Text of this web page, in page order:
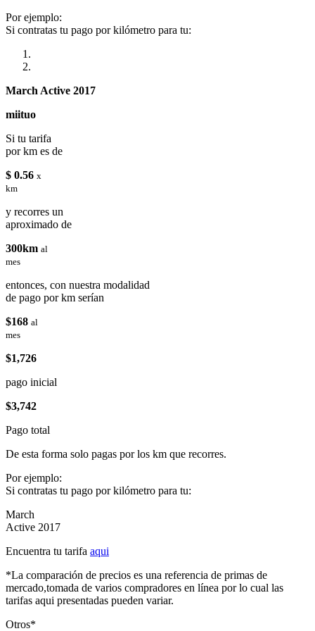
Por ejemplo:
Si contratas tu pago por kilómetro para tu:
March Active 2017
miituo
Si tu tarifa
por km es de
$ 0.56 x
km
y recorres un
aproximado de
300km al
mes
entonces, con nuestra modalidad
de pago por km serían
$168 al
mes
$1,726
pago inicial
$3,742
Pago total
De esta forma solo pagas por los km que recorres.
Por ejemplo:
Si contratas tu pago por kilómetro para tu:
March
Active 2017
Encuentra tu tarifa aqui
*La comparación de precios es una referencia de primas de
mercado,tomada de varios compradores en línea por lo cual las
tarifas aqui presentadas pueden variar.
Otros*